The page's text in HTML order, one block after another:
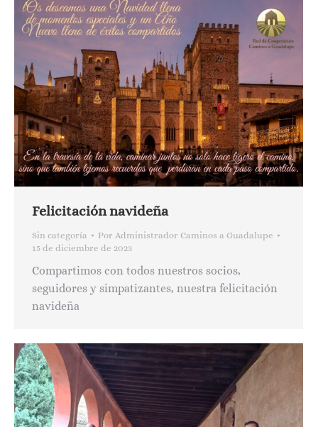
Felicitación navideña
Sin categoría Por Administrador Caminos a Guadalupe
15 de diciembre de 2023
Compartimos con todos nuestros socios,
seguidores y simpatizantes, nuestra felicitación
navideña